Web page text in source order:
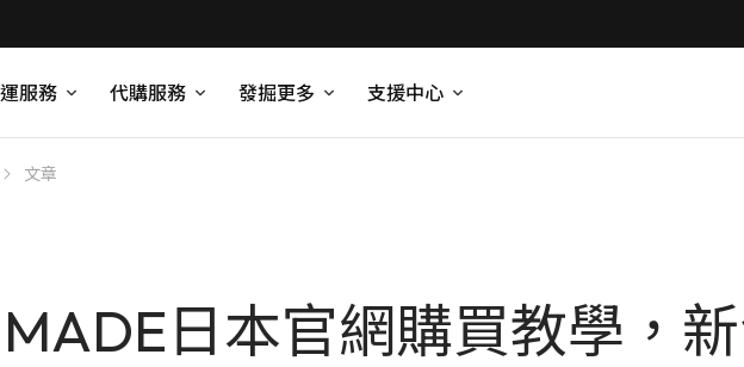
服務 代購服務 發掘更多 支援中心
文章
日本官網購買教學，